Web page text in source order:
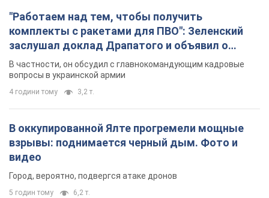
"Работаем над тем, чтобы получить
комплекты с ракетами для ПВО": Зеленский
заслушал доклад Драпатого и объявил о
новых мерах
В частности, он обсудил с главнокомандующим кадровые
вопросы в украинской армии
4 години тому 3,2 т.
В оккупированной Ялте прогремели мощные
взрывы: поднимается черный дым. Фото и
видео
Город, вероятно, подвергся атаке дронов
5 годин тому 6,2 т.